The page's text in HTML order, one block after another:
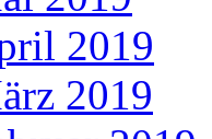
2019
2019